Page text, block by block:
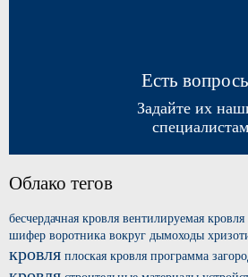
Есть
Задайте их
специалистам
Облако тегов
бесчердачная кровля вентилируемая кровля
шифер воротника вокруг дымоходы
кровля плоская кровля программа